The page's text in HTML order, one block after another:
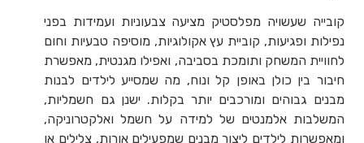
קובייה שעשויה מפלסטיק מציעה צבעוניות ועמידות בפני
נפילות ופגיעות, קוביית עץ אקולוגיות, מוסיפה טבעיות וחום
לחוויית המשחק ותומכת בסביבה, ואפילו מגנטית, מאפשרת
חיבור בין כולן באופן קל ונוח, מה שמסייע לילדים לבנות
מבנים גבוהים ומורכבים יותר בקלות. ישנן גם חשמליות,
המשלבות אלמנטים של למידה על חשמל ואלקטרוניקה,
ומאפשרות לילדים ליצור מבנים שמפעילים אורות, צלילים או